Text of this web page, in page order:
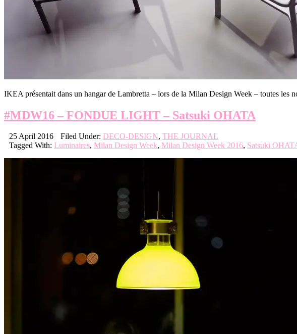
IKEA présentait dans un hangar de Lambretta – lors de la Milan Design Week – toutes les
#MDW16 – FONDUE LIGHT – Satsuki OHATA
25 April 2016 Filed Under: DECO-DESIGN, THE JOURNAL
Tagged With: Luminaires, Milan Design Week, Milan Design Week 2016, Satsuki